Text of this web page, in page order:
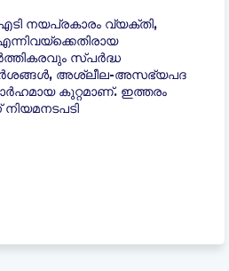
നയപ്രകാരം വ്യക്തി,
സ്പർദ്ധ
അശ്ലീല-അസഭ്യപദ
കുറ്റമാണ്. ഇത്തരം